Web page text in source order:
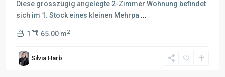
Diese grosszügig angelegte 2-Zimmer Wohnung befindet
sich im 1. Stock eines kleinen Mehrpa ...
1 65.00 m2
Silvia Harb